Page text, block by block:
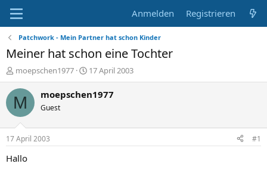
Anmelden Registrieren
Patchwork - Mein Partner hat schon Kinder
Meiner hat schon eine Tochter
E
r
s
t
e
r
moepschen1977
E
r
s
t
17 April 2003
M moepschen1977
Guest
17 April 2003 #1
Hallo